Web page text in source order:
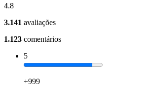
4.8
3.141 avaliações
1.123 comentários
5
+999